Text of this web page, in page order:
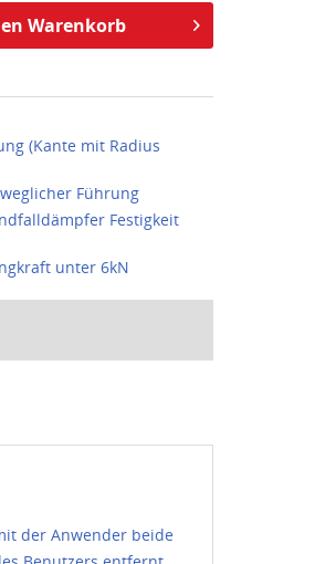
Warenkorb
(Kante mit Radius
Führung
Festigkeit
unter 6kN
der Anwender beide